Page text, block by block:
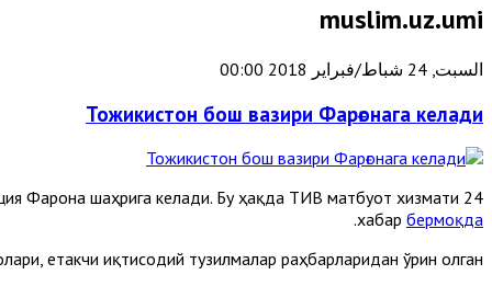
muslim.uz.umi
السبت, 24 شباط/فبراير 2018 00:00
Тожикистон бош вазири Фарғонага келади
Фарғона шаҳрига келади. Бу ҳақда ТИВ матбуот хизмати
хабар бермоқда
.
етакчи иқтисодий тузилмалар раҳбарларидан ўрин олган.